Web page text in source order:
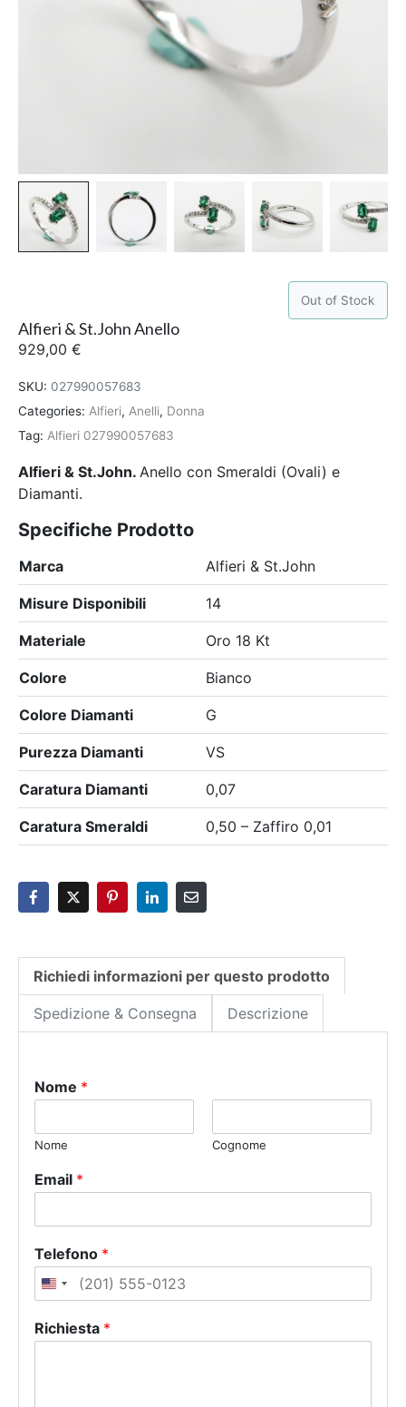
Out of Stock
Alfieri & St.John Anello
929,00 €
SKU: 027990057683
Categories: Alfieri, Anelli, Donna
Tag: Alfieri 027990057683
Alfieri & St.John. Anello con Smeraldi (Ovali) e
Diamanti.
Specifiche Prodotto
Marca Alfieri & St.John
Misure Disponibili 14
Materiale Oro 18 Kt
Colore Bianco
Colore Diamanti G
Purezza Diamanti VS
Caratura Diamanti 0,07
Caratura Smeraldi 0,50 – Zaffiro 0,01
Richiedi informazioni per questo prodotto
Spedizione & Consegna Descrizione
Nome *
Nome Cognome
Email *
Telefono *
U
i
Richiesta *